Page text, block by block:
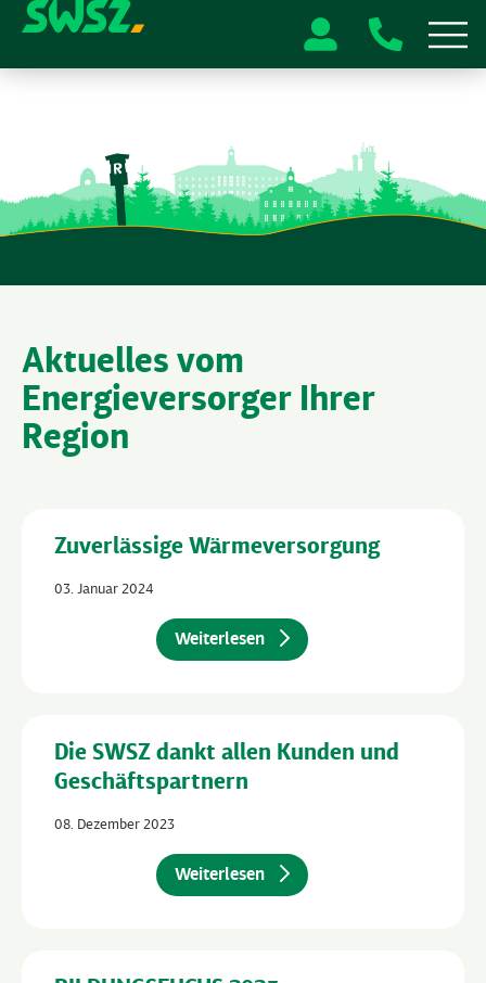
Aktuelles vom
Energieversorger Ihrer
Region
Zuverlässige Wärmeversorgung
03. Januar 2024
Weiterlesen
Die SWSZ dankt allen Kunden und
Geschäftspartnern
08. Dezember 2023
Weiterlesen